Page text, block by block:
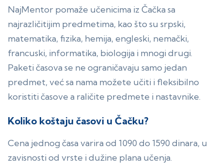
NajMentor pomaže učenicima iz Čačka sa
najrazličitijim predmetima, kao što su srpski,
matematika, fizika, hemija, engleski, nemački,
francuski, informatika, biologija i mnogi drugi.
Paketi časova se ne ograničavaju samo jedan
predmet, već sa nama možete učiti i fleksibilno
koristiti časove a raličite predmete i nastavnike.
Koliko koštaju časovi u Čačku?
Cena jednog časa varira od 1090 do 1590 dinara, u
zavisnosti od vrste i dužine plana učenja.